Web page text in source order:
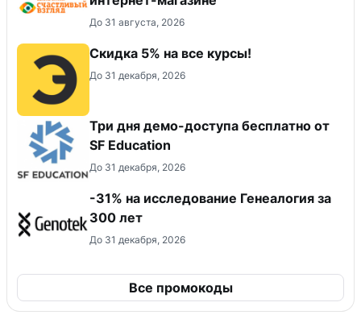
До 31 августа, 2026
Скидка 5% на все курсы!
До 31 декабря, 2026
Три дня демо-доступа бесплатно от
SF Education
До 31 декабря, 2026
-31% на исследование Генеалогия за
300 лет
До 31 декабря, 2026
Все промокоды